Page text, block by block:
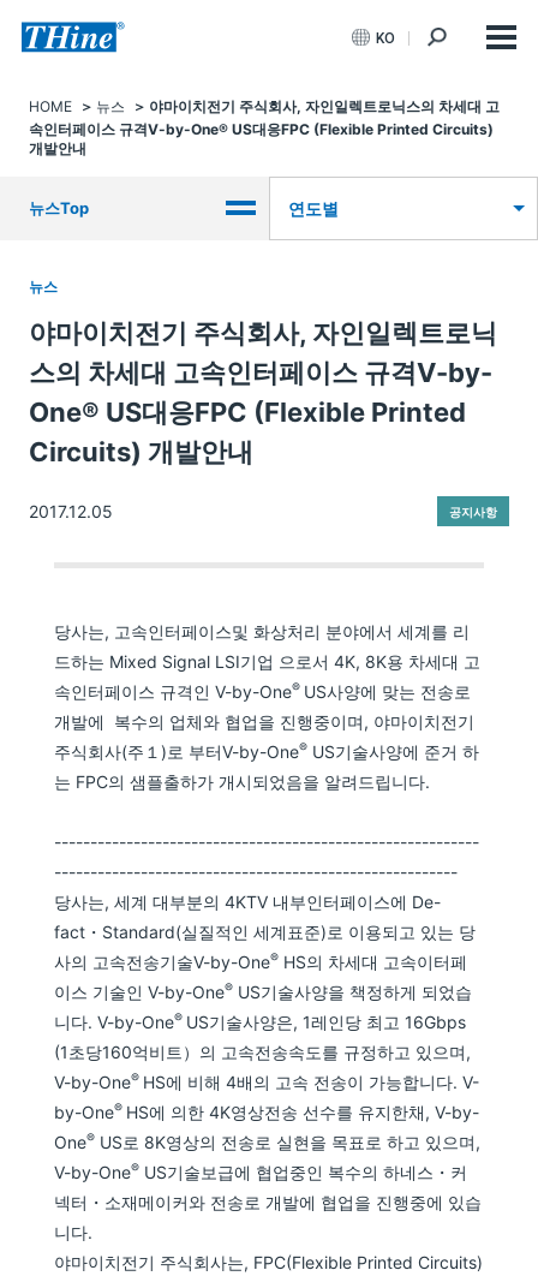
KO
HOME 뉴스
야마이치전기 주식회사, 자인일렉트로닉스의 차세대 고
속인터페이스 규격V-by-One® US대응FPC (Flexible Printed Circuits)
개발안내
뉴스Top 연도별
뉴스
야마이치전기 주식회사, 자인일렉트로닉
스의 차세대 고속인터페이스 규격V-by-
One® US대응FPC (Flexible Printed
Circuits) 개발안내
2017.12.05 공지사항
당사는, 고속인터페이스및 화상처리 분야에서 세계를 리
드하는 Mixed Signal LSI기업 으로서 4K, 8K용 차세대 고
속인터페이스 규격인 V-by-One® US사양에 맞는 전송로
개발에 복수의 업체와 협업을 진행중이며, 야마이치전기
주식회사(주１)로 부터V-by-One® US기술사양에 준거 하
는 FPC의 샘플출하가 개시되었음을 알려드립니다.
-----------------------------------------------------------
--------------------------------------------------------
당사는, 세계 대부분의 4KTV 내부인터페이스에 De-
fact・Standard(실질적인 세계표준)로 이용되고 있는 당
사의 고속전송기술V-by-One® HS의 차세대 고속이터페
이스 기술인 V-by-One® US기술사양을 책정하게 되었습
니다. V-by-One® US기술사양은, 1레인당 최고 16Gbps
(1초당160억비트）의 고속전송속도를 규정하고 있으며,
V-by-One® HS에 비해 4배의 고속 전송이 가능합니다. V-
by-One® HS에 의한 4K영상전송 선수를 유지한채, V-by-
One® US로 8K영상의 전송로 실현을 목표로 하고 있으며,
V-by-One® US기술보급에 협업중인 복수의 하네스・커
넥터・소재메이커와 전송로 개발에 협업을 진행중에 있습
니다.
야마이치전기 주식회사는, FPC(Flexible Printed Circuits)